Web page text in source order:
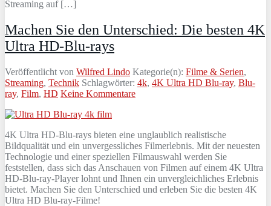
Streaming auf […]
Machen Sie den Unterschied: Die besten 4K
Ultra HD-Blu-rays
Veröffentlicht von Wilfred Lindo Kategorie(n): Filme & Serien,
Streaming, Technik Schlagwörter: 4k, 4K Ultra HD Blu-ray, Blu-
ray, Film, HD Keine Kommentare
4K Ultra HD-Blu-rays bieten eine unglaublich realistische
Bildqualität und ein unvergessliches Filmerlebnis. Mit der neuesten
Technologie und einer speziellen Filmauswahl werden Sie
feststellen, dass sich das Anschauen von Filmen auf einem 4K Ultra
HD-Blu-ray-Player lohnt und Ihnen ein unvergleichliches Erlebnis
bietet. Machen Sie den Unterschied und erleben Sie die besten 4K
Ultra HD Blu-ray-Filme!